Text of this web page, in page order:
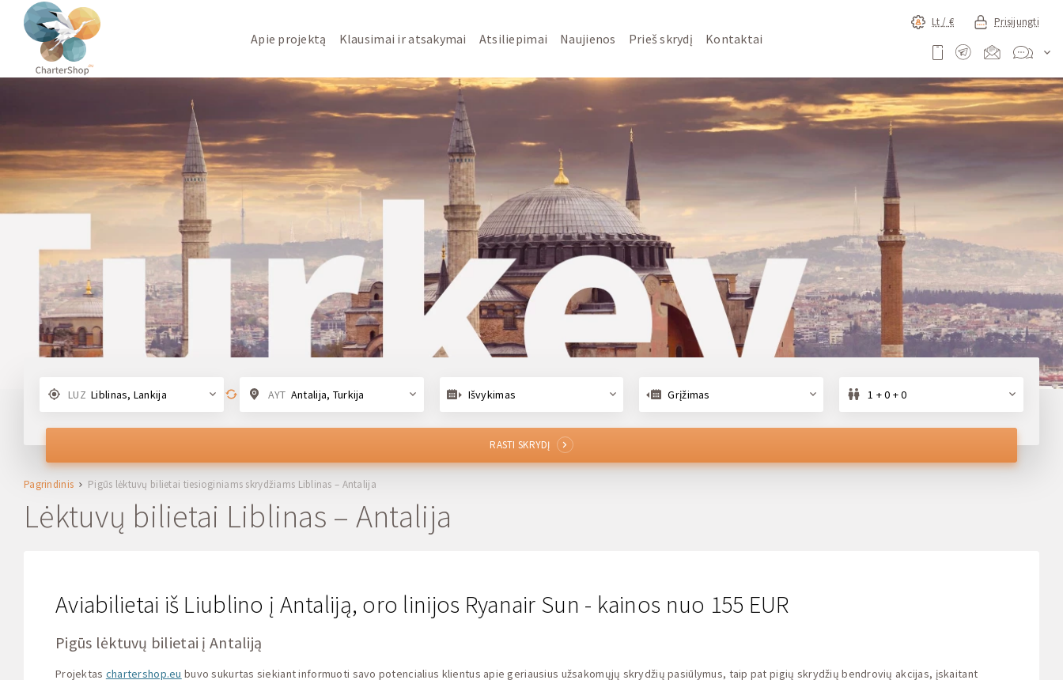
Apie projektą Klausimai ir atsakymai Atsiliepimai Naujienos Prieš skrydį Kontaktai
Lt / € Prisijungti
LUZ Liblinas, Lankija AYT Antalija, Turkija Išvykimas Grįžimas 1 + 0 + 0
RASTI SKRYDĮ
Pagrindinis Pigūs lėktuvų bilietai tiesioginiams skrydžiams Liblinas – Antalija
Lėktuvų bilietai Liblinas – Antalija
Aviabilietai iš Liublino į Antaliją, oro linijos Ryanair Sun - kainos nuo 155 EUR
Pigūs lėktuvų bilietai į Antaliją
Projektas chartershop.eu buvo sukurtas siekiant informuoti savo potencialius klientus apie geriausius užsakomųjų skrydžių pasiūlymus, taip pat pigių skrydžių bendrovių akcijas, įskaitant